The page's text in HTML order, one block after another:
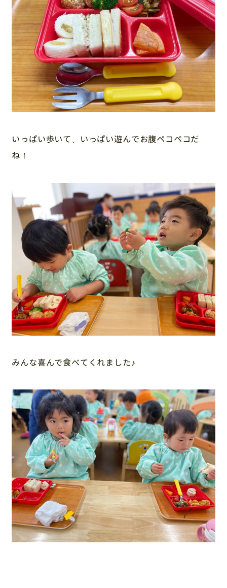
いっぱい歩いて、いっぱい遊んでお腹ペコペコだ
ね！
みんな喜んで食べてくれました♪